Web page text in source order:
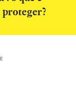
proteger?